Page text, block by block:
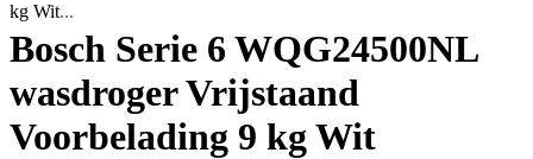
kg Wit
Bosch Serie 6 WQG24500NL
wasdroger Vrijstaand
Voorbelading 9 kg Wit